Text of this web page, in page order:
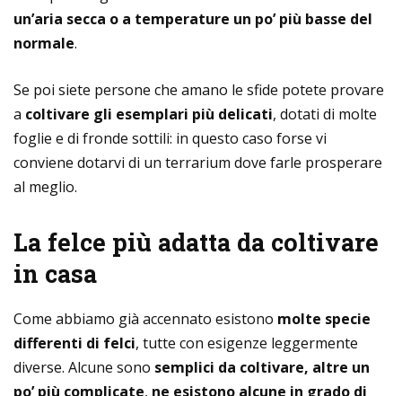
un’aria secca o a temperature un po’ più basse del
normale.
Se poi siete persone che amano le sfide potete provare
a coltivare gli esemplari più delicati, dotati di molte
foglie e di fronde sottili: in questo caso forse vi
conviene dotarvi di un terrarium dove farle prosperare
al meglio.
La felce più adatta da coltivare
in casa
Come abbiamo già accennato esistono molte specie
differenti di felci, tutte con esigenze leggermente
diverse. Alcune sono semplici da coltivare, altre un
po’ più complicate, ne esistono alcune in grado di